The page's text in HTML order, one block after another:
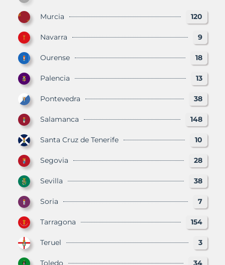
Murcia 120
Navarra 9
Ourense 18
Palencia 13
Pontevedra 38
Salamanca 148
Santa Cruz de Tenerife 10
Segovia 28
Sevilla 38
Soria 7
Tarragona 154
Teruel 3
Toledo 34